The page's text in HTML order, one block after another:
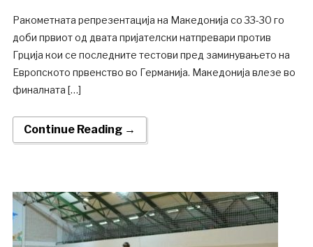
Ракометната репрезентација на Македонија со 33-30 го
доби првиот од двата пријателски натпревари против
Грција кои се последните тестови пред заминувањето на
Европското првенство во Германија. Македонија влезе во
финалната […]
Continue Reading →